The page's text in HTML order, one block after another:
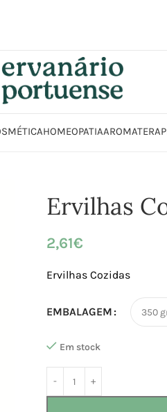
HOMEOPATIA
Ervilhas
2,61€
Ervilhas Cozidas
EMBALAGEM
Em stock